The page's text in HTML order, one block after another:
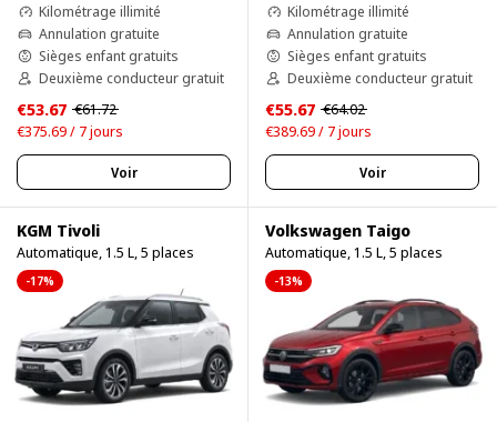
Kilométrage illimité
Annulation gratuite
Sièges enfant gratuits
Deuxième conducteur gratuit
€53.67 €61.72
€375.69 / 7 jours
Voir
Kilométrage illimité
Annulation gratuite
Sièges enfant gratuits
Deuxième conducteur gratuit
€55.67 €64.02
€389.69 / 7 jours
Voir
KGM Tivoli
Automatique, 1.5 L, 5 places
-17%
Volkswagen Taigo
Automatique, 1.5 L, 5 places
-13%